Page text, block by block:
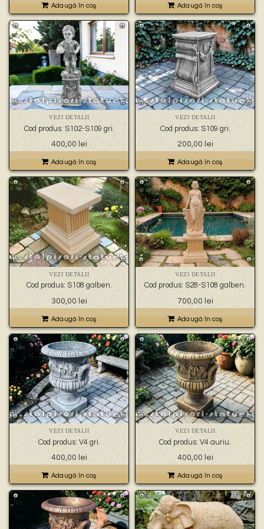
Adaugă în coş Adaugă în coş
VEZI DETALII
Cod produs: S102-S109 gri.
400,00 lei
Adaugă în coş
VEZI DETALII
Cod produs: S109 gri.
200,00 lei
Adaugă în coş
VEZI DETALII
Cod produs: S108 galben.
300,00 lei
Adaugă în coş
VEZI DETALII
Cod produs: S28-S108 galben.
700,00 lei
Adaugă în coş
VEZI DETALII
Cod produs: V4 gri.
400,00 lei
Adaugă în coş
VEZI DETALII
Cod produs: V4 auriu.
400,00 lei
Adaugă în coş